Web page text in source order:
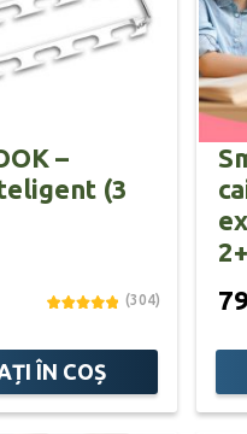
–
(3
(304)
ÎN COȘ